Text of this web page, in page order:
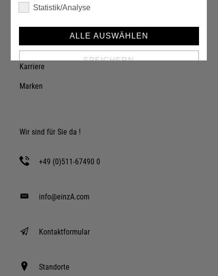
Über einzA
Unternehmen
Karriere
Marken
Wir sind für Sie da !
+49 (0)511-67490 0
info@einzA.com
Kontaktformular
Standorte
Statistik/Analyse
ALLE AUSWÄHLEN
SPEICHERN